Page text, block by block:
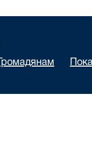
Громадянам